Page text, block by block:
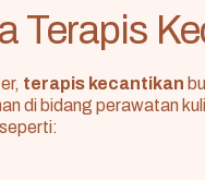
Terapis
terapis kecantikan
di bidang perawatan
seperti: